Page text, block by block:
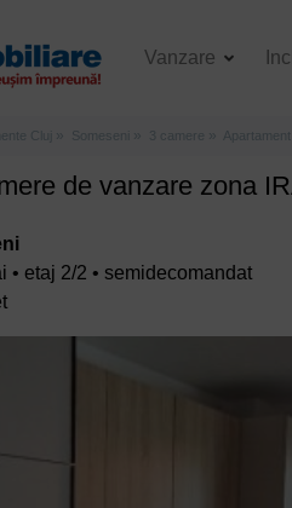
Vanzare
Cluj Someseni 3 camere
de vanzare zona
• etaj 2/2 • semidecomandat